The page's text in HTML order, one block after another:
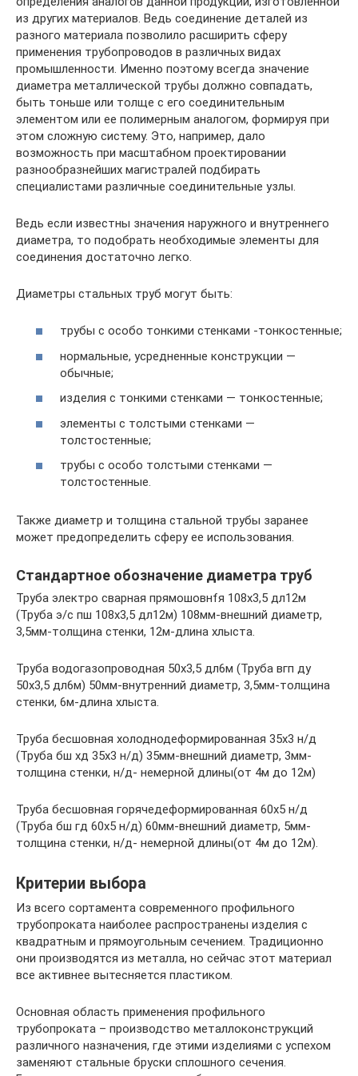
из других материалов. Ведь соединение деталей из
разного материала позволило расширить сферу
применения трубопроводов в различных видах
промышленности. Именно поэтому всегда значение
диаметра металлической трубы должно совпадать,
быть тоньше или толще с его соединительным
элементом или ее полимерным аналогом, формируя при
этом сложную систему. Это, например, дало
возможность при масштабном проектировании
разнообразнейших магистралей подбирать
специалистами различные соединительные узлы.
Ведь если известны значения наружного и внутреннего
диаметра, то подобрать необходимые элементы для
соединения достаточно легко.
Диаметры стальных труб могут быть:
трубы с особо тонкими стенками -тонкостенные;
нормальные, усредненные конструкции —
обычные;
изделия с тонкими стенками — тонкостенные;
элементы с толстыми стенками —
толстостенные;
трубы с особо толстыми стенками —
толстостенные.
Также диаметр и толщина стальной трубы заранее
может предопределить сферу ее использования.
Стандартное обозначение диаметра труб
Труба электро сварная прямошовнfя 108х3,5 дл12м
(Труба э/с пш 108х3,5 дл12м) 108мм-внешний диаметр,
3,5мм-толщина стенки, 12м-длина хлыста.
Труба водогазопроводная 50х3,5 дл6м (Труба вгп ду
50х3,5 дл6м) 50мм-внутренний диаметр, 3,5мм-толщина
стенки, 6м-длина хлыста.
Труба бесшовная холоднодеформированная 35х3 н/д
(Труба бш хд 35х3 н/д) 35мм-внешний диаметр, 3мм-
толщина стенки, н/д- немерной длины(от 4м до 12м)
Труба бесшовная горячедеформированная 60х5 н/д
(Труба бш гд 60х5 н/д) 60мм-внешний диаметр, 5мм-
толщина стенки, н/д- немерной длины(от 4м до 12м).
Критерии выбора
Из всего сортамента современного профильного
трубопроката наиболее распространены изделия с
квадратным и прямоугольным сечением. Традиционно
они производятся из металла, но сейчас этот материал
все активнее вытесняется пластиком.
Основная область применения профильного
трубопроката – производство металлоконструкций
различного назначения, где этими изделиями с успехом
заменяют стальные бруски сплошного сечения.